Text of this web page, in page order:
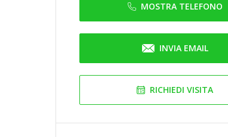
MOSTRA TELEFONO
INVIA EMAIL
RICHIEDI VISITA